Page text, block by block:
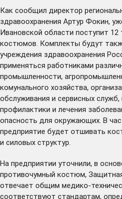
Как сообщил директор
здравоохранения Артур Фокин,
Ивановской области поступит
костюмов. Комплекты будут
учреждения здравоохранения
применяться работниками
промышленности,
комунального хозяйства,
обслуживания и сервисных
профилактики и лечения
опасность для окружающих. В
предприятие будет отшивать
и силовых структур.
На предприятии уточнили, в
противочумный костюм,
отвечает общим медико-
соответствуют стандартам,